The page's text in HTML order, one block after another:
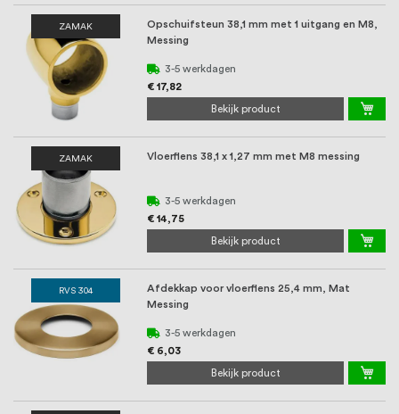
ZAMAK
Opschuifsteun 38,1 mm met 1 uitgang en M8,
Messing
3-5 werkdagen
€ 17,82
Bekijk product
ZAMAK Vloerflens 38,1 x 1,27 mm met M8 messing
3-5 werkdagen
€ 14,75
Bekijk product
RVS 304
Afdekkap voor vloerflens 25,4 mm, Mat
Messing
3-5 werkdagen
€ 6,03
Bekijk product